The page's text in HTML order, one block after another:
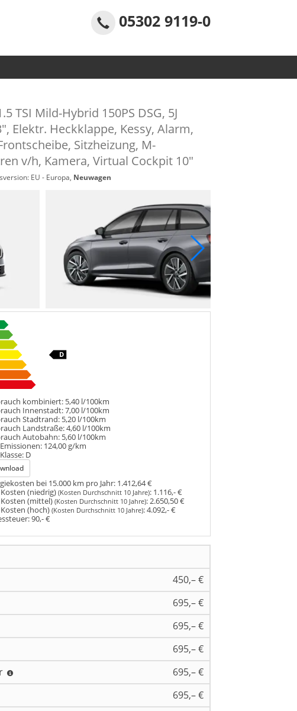
05302 9119-0
TSI Mild-Hybrid 150PS DSG, 5J
Elektr. Heckklappe, Kessy, Alarm,
Sitzheizung, M-
v/h, Kamera, Virtual Cockpit 10"
EU - Europa, Neuwagen
kombiniert: 5,40 l/100km
Innenstadt:7,00 l/100km
Stadtrand: 5,20 l/100km
Landstraße:4,60 l/100km
Autobahn: 5,60 l/100km
124,00 g/km
D
bei 15.000 km pro Jahr: 1.412,64 €
Kosten (niedrig)(Kosten Durchschnitt 10 Jahre): 1.116,- €
Kosten (mittel)(Kosten Durchschnitt 10 Jahre):2.650,50 €
Kosten (hoch)(Kosten Durchschnitt 10 Jahre):4.092,- €
90,- €
450,– €
695,– €
695,– €
695,– €
695,– €
695,– €